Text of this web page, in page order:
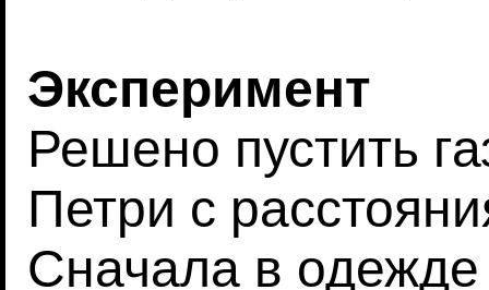
Эксперимент
Решено пустить
Петри с
Сначала в